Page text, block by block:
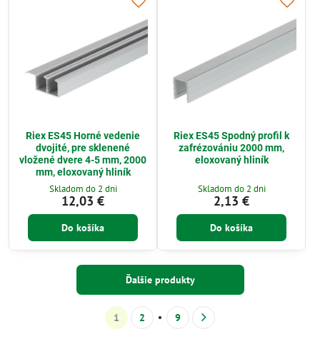
Riex ES45 Horné vedenie
dvojité, pre sklenené
vložené dvere 4-5 mm, 2000
mm, eloxovaný hliník
Skladom do 2 dni
12,03 €
Do košíka
Riex ES45 Spodný profil k
zafrézovániu 2000 mm,
eloxovaný hliník
Skladom do 2 dni
2,13 €
Do košíka
Ďalšie produkty
1 2 9